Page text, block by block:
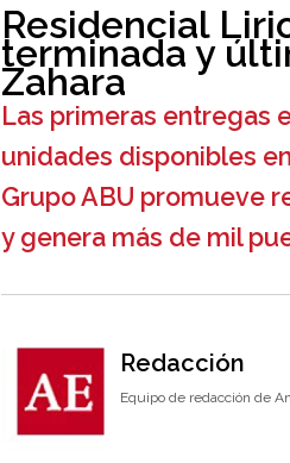
Residencial
terminada y
Zahara
Las primeras entregas
unidades disponibles
Grupo ABU promueve
y genera más de mil
Redacción
Equipo de redacción de